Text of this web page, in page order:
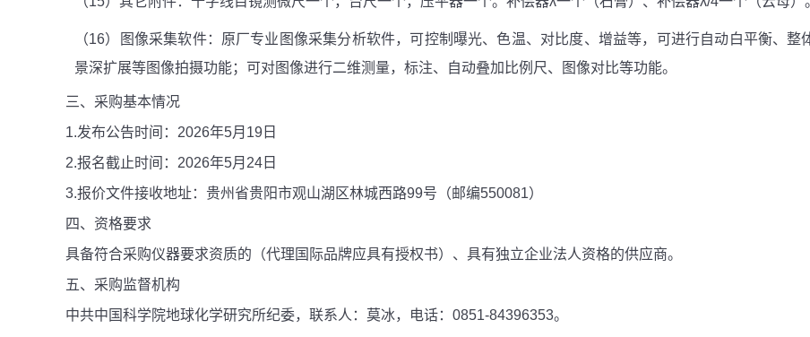
（16）图像采集软件：原厂专业图像采集分析软件，可控制曝光、色温、对比度、增益等，可进行自动白平衡、整
景深扩展等图像拍摄功能；可对图像进行二维测量，标注、自动叠加比例尺、图像对比等功能。
三、采购基本情况
1.发布公告时间：2026年5月19日
2.报名截止时间：2026年5月24日
3.报价文件接收地址：贵州省贵阳市观山湖区林城西路99号（邮编550081）
四、资格要求
具备符合采购仪器要求资质的（代理国际品牌应具有授权书）、具有独立企业法人资格的供应商。
五、采购监督机构
中共中国科学院地球化学研究所纪委，联系人：莫冰，电话：0851-84396353。